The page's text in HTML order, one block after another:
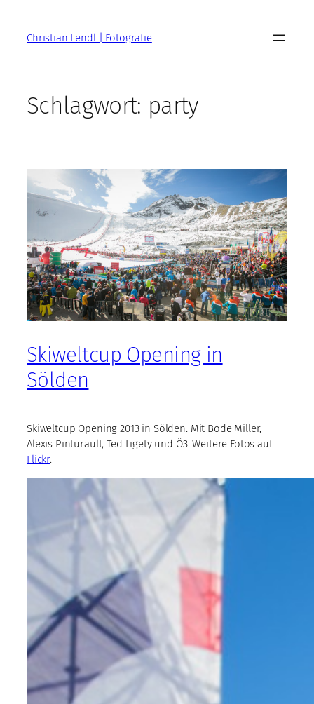
springenChristian Lendl | Fotografie
Schlagwort: party
Skiweltcup Opening in
Sölden
Skiweltcup Opening 2013 in Sölden. Mit Bode Miller,
Alexis Pinturault, Ted Ligety und Ö3. Weitere Fotos auf
Flickr.